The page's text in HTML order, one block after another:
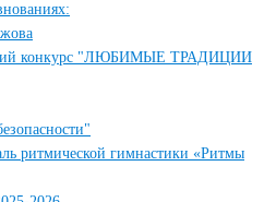
конкурс "ЛЮБИМЫЕ ТРАДИЦИИ
ритмической гимнастики «Ритмы